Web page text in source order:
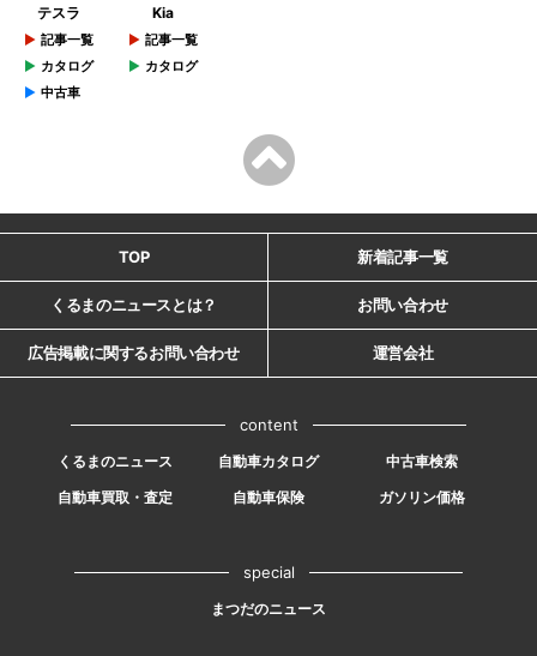
テスラ
記事一覧
カタログ
中古車
Kia
記事一覧
カタログ
TOP 新着記事一覧
くるまのニュースとは？ お問い合わせ
広告掲載に関するお問い合わせ 運営会社
content
くるまのニュース 自動車カタログ
中古車検索
自動車買取・査定
自動車保険 ガソリン価格
special
まつだのニュース